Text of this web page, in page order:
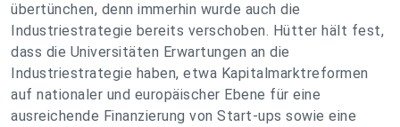
übertünchen, denn immerhin wurde auch die
Industriestrategie bereits verschoben. Hütter hält fest,
dass die Universitäten Erwartungen an die
Industriestrategie haben, etwa Kapitalmarktreformen
auf nationaler und europäischer Ebene für eine
ausreichende Finanzierung von Start-ups sowie eine